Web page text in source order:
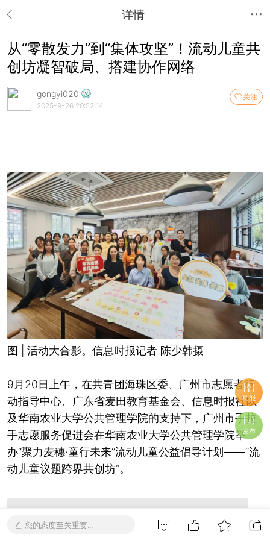
详情
从“零散发力”到“集体攻坚”！流动儿童共
创坊凝智破局、搭建协作网络
关注
gongyi020
2025-9-26 20:52:14
图 | 活动大合影。信息时报记者 陈少韩摄
9月20日上午，在共青团海珠区委、广州市志愿者行
动指导中心、广东省麦田教育基金会、信息时报社以
及华南农业大学公共管理学院的支持下，广州市手拉
手志愿服务促进会在华南农业大学公共管理学院举
办“聚力麦穗·童行未来”流动儿童公益倡导计划——“流
动儿童议题跨界共创坊”。
您的态度至关重要...
功能
发布